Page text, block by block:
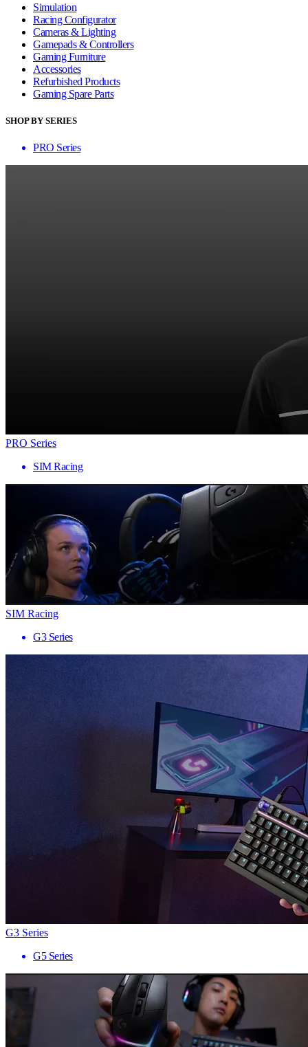
Simulation
Racing Configurator
Cameras & Lighting
Gamepads & Controllers
Gaming Furniture
Accessories
Refurbished Products
Gaming Spare Parts
SHOP BY SERIES
PRO Series
PRO Series
SIM Racing
SIM Racing
G3 Series
G3 Series
G5 Series